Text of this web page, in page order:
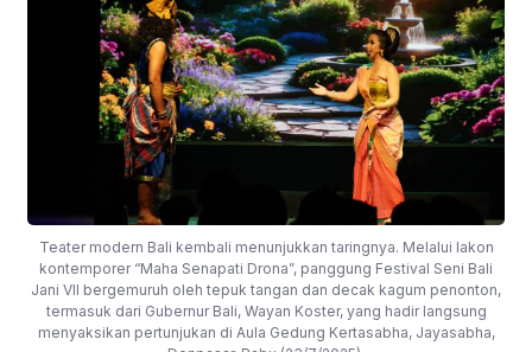
Teater modern Bali kembali menunjukkan taringnya. Melalui lakon
kontemporer “Maha Senapati Drona”, panggung Festival Seni Bali
Jani VII bergemuruh oleh tepuk tangan dan decak kagum penonton,
termasuk dari Gubernur Bali, Wayan Koster, yang hadir langsung
menyaksikan pertunjukan di Aula Gedung Kertasabha, Jayasabha,